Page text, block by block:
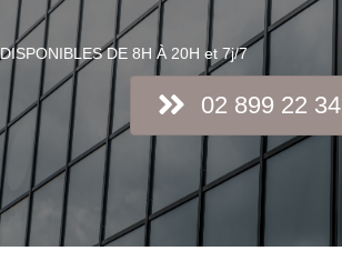
DISPONIBLES DE 8H À 20H et 7j/7
02 899 22 34